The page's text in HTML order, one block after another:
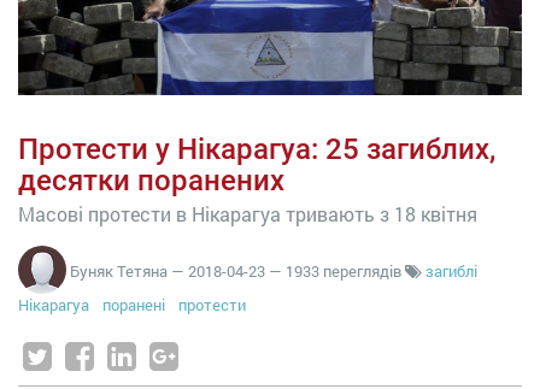
Протести у Нікарагуа: 25 загиблих,
десятки поранених
Масові протести в Нікарагуа тривають з 18 квітня
Буняк Тетяна — 2018-04-23 — 1933 переглядів
загиблі
Нікарагуа
поранені протести